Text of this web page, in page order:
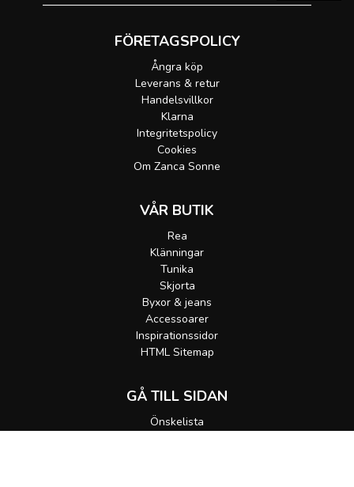
FÖRETAGSPOLICY
Ångra köp
Leverans & retur
Handelsvillkor
Klarna
Integritetspolicy
Cookies
Om Zanca Sonne
VÅR BUTIK
Rea
Klänningar
Tunika
Skjorta
Byxor & jeans
Accessoarer
Inspirationssidor
HTML Sitemap
GÅ TILL SIDAN
Önskelista